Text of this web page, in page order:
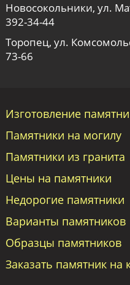
Новосокольники, ул.
392-34-44
Торопец, ул.
73-66
Изготовление
Памятники на могилу
Памятники из гранита
Цены на памятники
Недорогие памятники
Варианты памятников
Образцы памятников
Заказать памятник на